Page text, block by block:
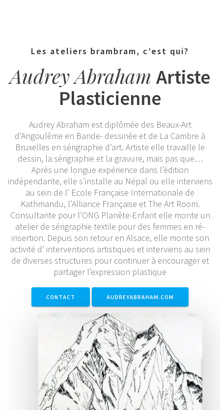
Les ateliers brambram, c’est qui?
Audrey Abraham Artiste
Plasticienne
Audrey Abraham est diplômée des Beaux-Art
d’Angoulême en Bande- dessinée et de La Cambre à
Bruxelles en sérigraphie d’art. Artiste elle travaille le
dessin, la sérigraphie et la gravure, mais pas que…
Après une longue expérience dans l’édition
indépendante, elle s’installe au Népal ou elle interviens
au sein de l’ Ecole Française Internationale de
Kathmandu, l’Alliance Française et The Art Room.
Consultante pour l’ONG Planête-Enfant elle monte un
atelier de sérigraphie textile pour des femmes en ré-
insertion. Depuis son retour en Alsace, elle monte son
activité d’ interventions artistiques et interviens au sein
de diverses structures pour continuer à encourager et
partager l’expression plastique
CONTACT AUDREYABRAHAM.COM